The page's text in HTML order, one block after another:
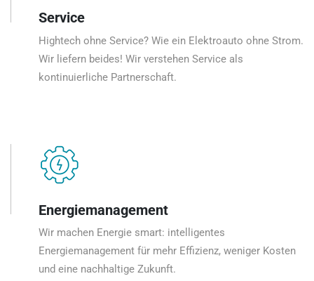
Service
Hightech ohne Service? Wie ein Elektroauto ohne Strom.
Wir liefern beides! Wir verstehen Service als
kontinuierliche Partnerschaft.
Energiemanagement
Wir machen Energie smart: intelligentes
Energiemanagement für mehr Effizienz, weniger Kosten
und eine nachhaltige Zukunft.